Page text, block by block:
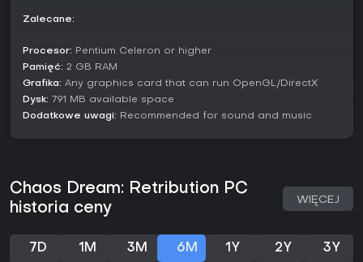
maximum replayability.
Strong narrative and twists and turns give the game
weight.
Zalecane:
Procesor: Pentium Celeron or higher
Pamięć: 2 GB RAM
Grafika: Any graphics card that can run OpenGL/DirectX
Dysk: 791 MB available space
Dodatkowe uwagi: Recommended for sound and music
Chaos Dream: Retribution PC
historia ceny
WIĘCEJ
7D 1M 3M 6M 1Y 2Y 3Y